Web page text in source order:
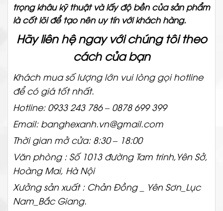
trọng khâu kỹ thuật và lấy độ bền của sản phẩm
là cốt lõi để tạo nên uy tín với khách hàng.
Hãy liên hệ ngay với chúng tôi theo
cách của bạn
Khách mua số lượng lớn vui lòng gọi hotline
để có giá tốt nhất.
Hotline: 0933 243 786 – 0878 699 399
Email: banghexanh.vn@gmail.com
Thời gian mở cửa: 8:30 – 18:00
Văn phòng : Số 1013 đường Tam trinh,Yên Sở,
Hoàng Mai, Hà Nội
Xưởng sản xuất : Chản Đồng _ Yên Sơn_Lục
Nam_Bắc Giang.